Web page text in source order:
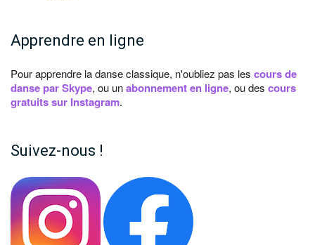
Apprendre en ligne
Pour apprendre la danse classique, n'oubliez pas les cours de
danse par Skype, ou unabonnement en ligne, ou des cours
gratuits sur Instagram.
Suivez-nous !